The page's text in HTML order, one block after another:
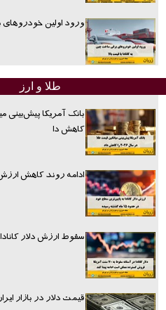
ورود اولین خودروهای
طلا و ارز
کاهش دا
ادامه روند کاهش ارزش
سقوط ارزش دلار کانادا تا
قیمت دلار در بازار ایران رکورد ۱۸۰